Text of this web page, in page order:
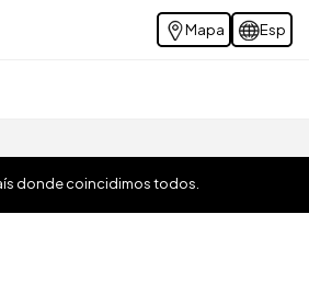
Mapa Esp
donde coincidimos todos.